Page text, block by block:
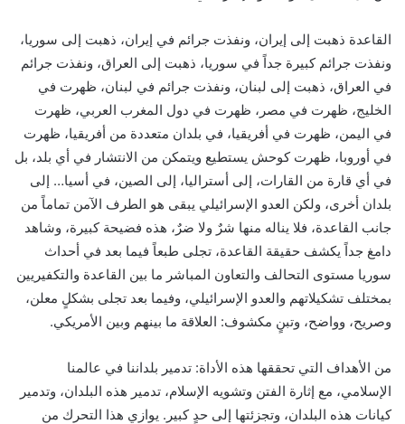
القاعدة ذهبت إلى إيران، ونفذت جرائم في إيران، ذهبت إلى سوريا،
ونفذت جرائم كبيرة جداً في سوريا، ذهبت إلى العراق، ونفذت جرائم
في العراق، ذهبت إلى لبنان، ونفذت جرائم في لبنان، ظهرت في
الخليج، ظهرت في مصر، ظهرت في دول المغرب العربي، ظهرت
في اليمن، ظهرت في أفريقيا، في بلدان متعددة من أفريقيا، ظهرت
في أوروبا، ظهرت كوحش يستطيع ويتمكن من الانتشار في أي بلد، بل
في أي قارة من القارات، إلى أستراليا، إلى الصين، في أسيا… إلى
بلدان أخرى، ولكن العدو الإسرائيلي يبقى هو الطرف الآمن تماماً من
جانب القاعدة، فلا يناله منها شرٌ ولا ضرٌ، هذه فضيحة كبيرة، وشاهد
دامغ جداً يكشف حقيقة القاعدة، تجلى طبعاً فيما بعد في أحداث
سوريا مستوى التحالف والتعاون المباشر ما بين القاعدة والتكفيريين
بمختلف تشكيلاتهم والعدو الإسرائيلي، وفيما بعد تجلى بشكلٍ معلن،
وصريح، وواضح، وتبنٍ مكشوف: العلاقة ما بينهم وبين الأمريكي.
من الأهداف التي تحققها هذه الأداة: تدمير بلداننا في عالمنا
الإسلامي، مع إثارة الفتن وتشويه الإسلام، تدمير هذه البلدان، وتدمير
كيانات هذه البلدان، وتجزئتها إلى حدٍ كبير. يوازي هذا التحرك من